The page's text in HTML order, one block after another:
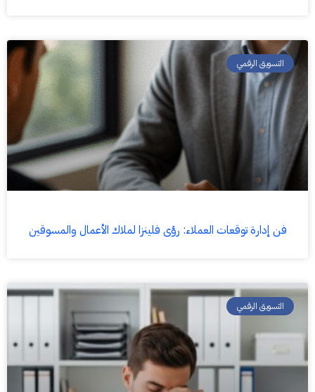
التسويق الرقمي
فن إدارة توقعات العملاء: رؤى فلينزا لملاك الأعمال والمسوقين
التسويق الرقمي